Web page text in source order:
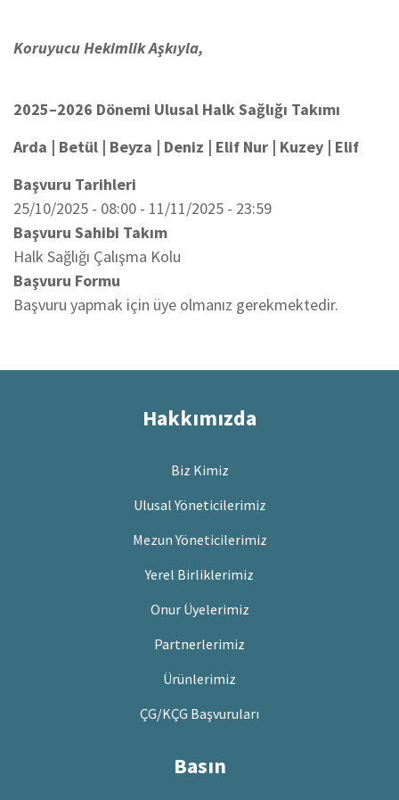
Koruyucu Hekimlik Aşkıyla,
2025–2026 Dönemi Ulusal Halk Sağlığı Takımı
Arda | Betül | Beyza | Deniz | Elif Nur | Kuzey | Elif
Başvuru Tarihleri
25/10/2025 - 08:00 - 11/11/2025 - 23:59
Başvuru Sahibi Takım
Halk Sağlığı Çalışma Kolu
Başvuru Formu
Başvuru yapmak için üye olmanız gerekmektedir.
Hakkımızda
Biz Kimiz
Ulusal Yöneticilerimiz
Mezun Yöneticilerimiz
Yerel Birliklerimiz
Onur Üyelerimiz
Partnerlerimiz
Ürünlerimiz
ÇG/KÇG Başvuruları
Basın